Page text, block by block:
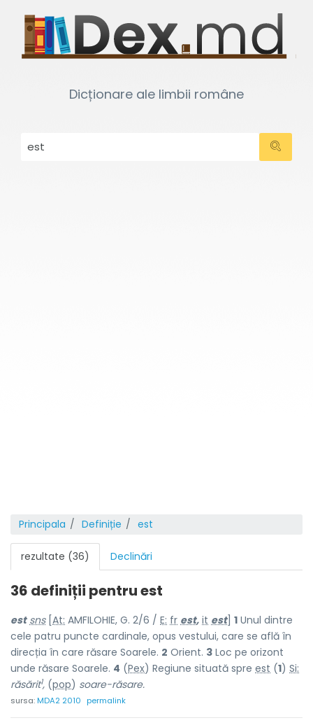
Dicționare ale limbii române
Principala Definiție est
rezultate (36) Declinări
36 definiții pentruest
est sns[ At: AMFILOHIE, G. 2/6 / E: fr est, it est] 1 Unul dintre
cele patru puncte cardinale, opus vestului, care se află în
direcția în care răsare Soarele. 2 Orient. 3 Loc pe orizont
unde răsare Soarele. 4 (Pex) Regiune situată spre est (1) Si:
răsărit1, (pop) soare-răsare.
sursa:MDA2 2010 permalink